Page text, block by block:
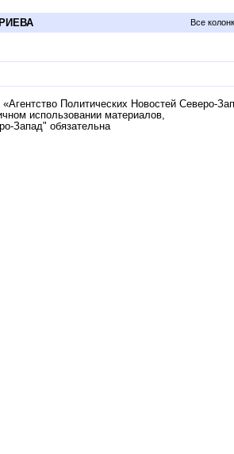
Все
«Агентство Политических Новостей Северо-
использовании материалов,
Запад" обязательна